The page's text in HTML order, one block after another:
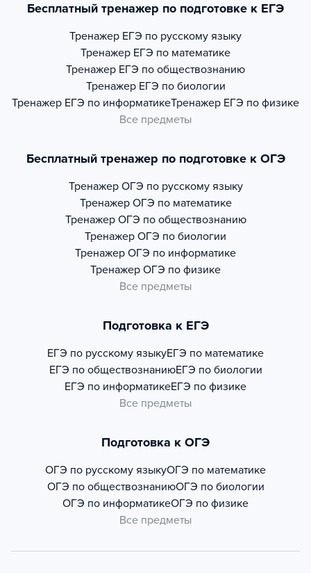
Бесплатный тренажер по подготовке к ЕГЭ
Тренажер ЕГЭ по русскому языку
Тренажер ЕГЭ по математике
Тренажер ЕГЭ по обществознанию
Тренажер ЕГЭ по биологии
Тренажер ЕГЭ по информатикеТренажер ЕГЭ по физике
Все предметы
Бесплатный тренажер по подготовке к ОГЭ
Тренажер ОГЭ по русскому языку
Тренажер ОГЭ по математике
Тренажер ОГЭ по обществознанию
Тренажер ОГЭ по биологии
Тренажер ОГЭ по информатике
Тренажер ОГЭ по физике
Все предметы
Подготовка к ЕГЭ
ЕГЭ по русскому языкуЕГЭ по математике
ЕГЭ по обществознаниюЕГЭ по биологии
ЕГЭ по информатикеЕГЭ по физике
Все предметы
Подготовка к ОГЭ
ОГЭ по русскому языкуОГЭ по математике
ОГЭ по обществознаниюОГЭ по биологии
ОГЭ по информатикеОГЭ по физике
Все предметы